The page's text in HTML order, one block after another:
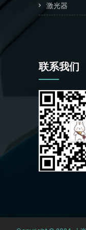
激光器
联系我们